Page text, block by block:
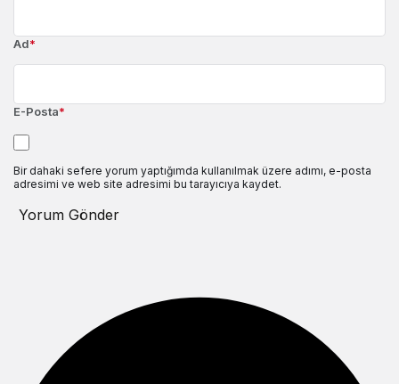
Ad*
E-Posta*
Bir dahaki sefere yorum yaptığımda kullanılmak üzere adımı, e-posta
adresimi ve web site adresimi bu tarayıcıya kaydet.
Yorum Gönder